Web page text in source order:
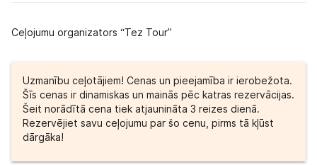
Ceļojumu organizators “Tez Tour”
Uzmanību ceļotājiem! Cenas un pieejamība ir ierobežota.
Šīs cenas ir dinamiskas un mainās pēc katras rezervācijas.
Šeit norādītā cena tiek atjaunināta 3 reizes dienā.
Rezervējiet savu ceļojumu par šo cenu, pirms tā kļūst
dārgāka!